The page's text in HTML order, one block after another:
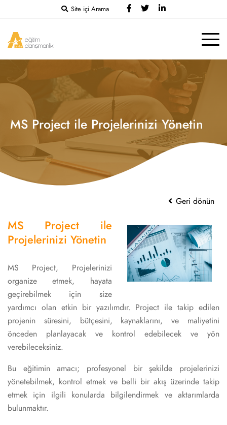
Site içi Arama
MS Project ile Projelerinizi Yönetin
Geri dönün
MS Project ile
Projelerinizi Yönetin
MS Project, Projelerinizi
organize etmek, hayata
geçirebilmek için size
yardımcı olan etkin bir yazılımdır. Project ile takip edilen
projenin süresini, bütçesini, kaynaklarını, ve maliyetini
önceden planlayacak ve kontrol edebilecek ve yön
verebileceksiniz.
Bu eğitimin amacı; profesyonel bir şekilde projelerinizi
yönetebilmek, kontrol etmek ve belli bir akış üzerinde takip
etmek için ilgili konularda bilgilendirmek ve aktarımlarda
bulunmaktır.